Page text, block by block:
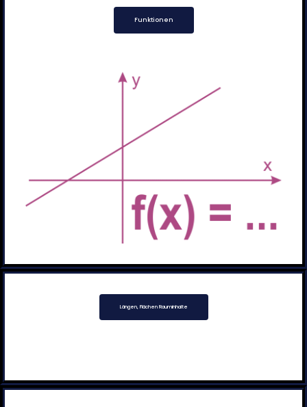
Funktionen
Längen, Flächen Rauminhalte